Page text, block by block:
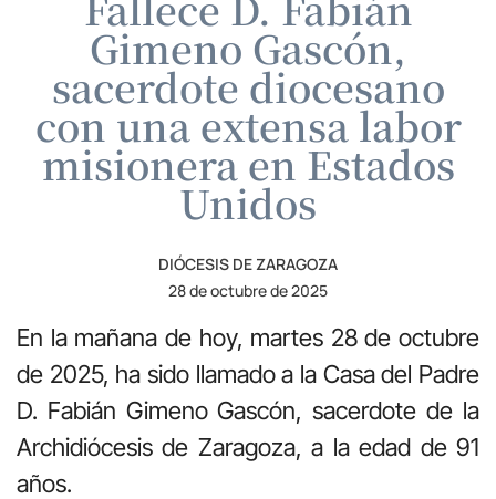
Gimeno Gascón,
sacerdote diocesano
con una extensa labor
misionera en Estados
Unidos
DIÓCESIS DE ZARAGOZA
28 de octubre de 2025
En la mañana de hoy, martes 28 de octubre
de 2025, ha sido llamado a la Casa del Padre
D. Fabián Gimeno Gascón, sacerdote de la
Archidiócesis de Zaragoza, a la edad de 91
años.